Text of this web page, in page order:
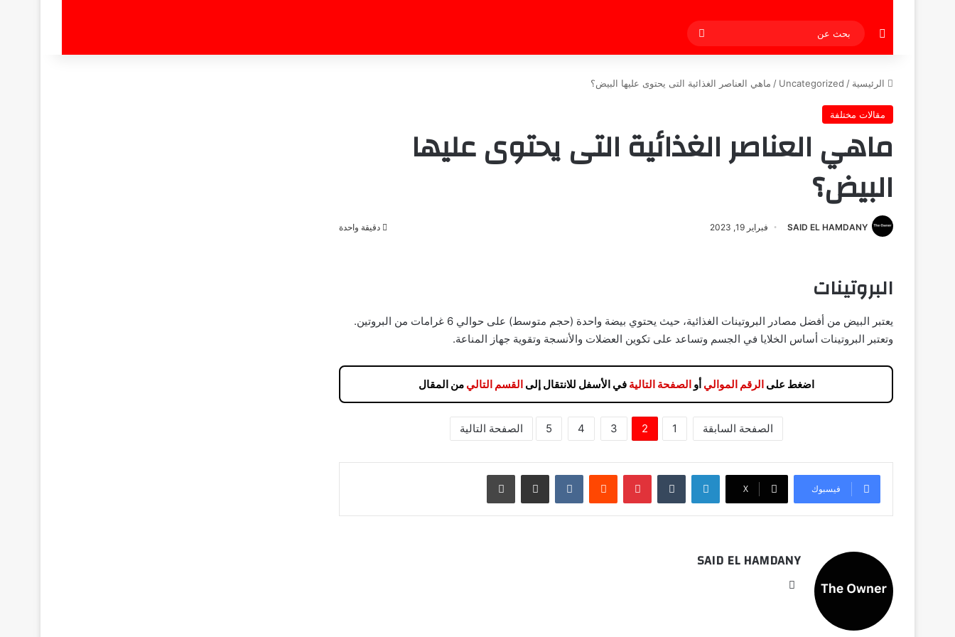
إضافة عمود جانبي
بحث
عن
الرئيسية /
Uncategorized
/ ماهي العناصر الغذائية التى يحتوى عليها البيض؟
مقالات مختلفة
ماهي العناصر الغذائية التى يحتوى عليها
البيض؟
SAID EL HAMDANY فبراير 19, 2023 دقيقة واحدة
البروتينات
يعتبر البيض من أفضل مصادر البروتينات الغذائية، حيث يحتوي بيضة واحدة (حجم متوسط) على حوالي 6 غرامات من البروتين.
وتعتبر البروتينات أساس الخلايا في الجسم وتساعد على تكوين العضلات والأنسجة وتقوية جهاز المناعة.
اضغط علىالرقم الموالي أوالصفحة التالية في الأسفل للانتقال إلىالقسم التالي من المقال
الصفحة السابقة 1
2
3
4
5 الصفحة التالية
فيسبوك ‫X
لينكدإن بينتيريست مشاركة عبر البريد طباعة
SAID EL HAMDANY